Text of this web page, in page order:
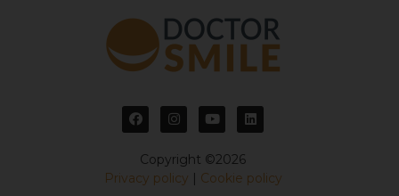
Copyright ©2026
Privacy policy | Cookie policy